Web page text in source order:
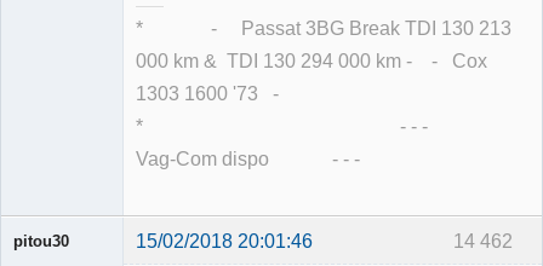
* - Passat 3BG Break TDI 130 213
000 km & TDI 130 294 000 km - - Cox
1303 1600 '73 -
* - - -
Vag-Com dispo - - -
14 462
pitou30 15/02/2018 20:01:46